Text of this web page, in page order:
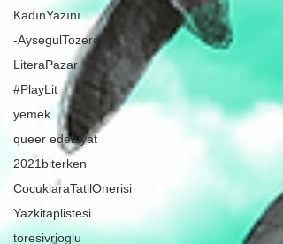
KadınYazını
-AysegulTozeren
LiteraPazar
#PlayLit
yemek
queer edebiyat
2021biterken
CocuklaraTatilOnerisi
Yazkitaplistesi
toresivrioglu